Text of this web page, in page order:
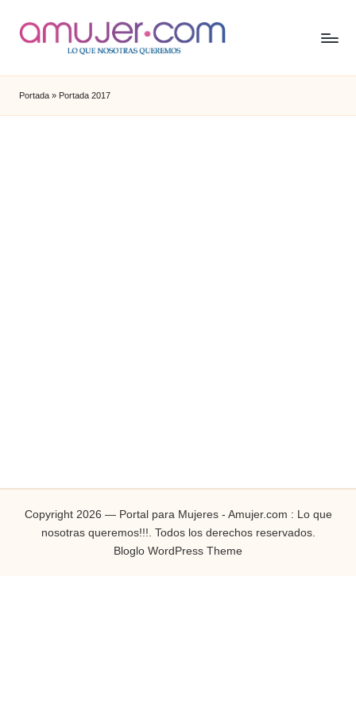
Portada » Portada 2017
Copyright 2026 — Portal para Mujeres - Amujer.com : Lo que
nosotras queremos!!!. Todos los derechos reservados.
Bloglo WordPress Theme